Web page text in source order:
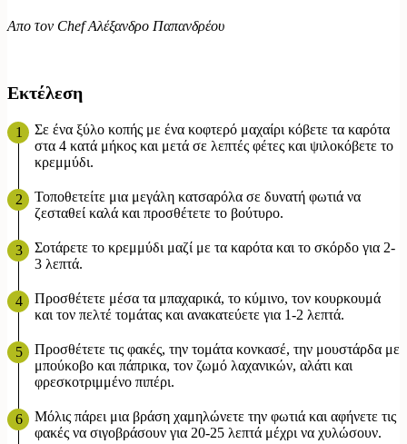
Απο τον Chef Αλέξανδρο Παπανδρέου
Εκτέλεση
Σε ένα ξύλο κοπής με ένα κοφτερό μαχαίρι κόβετε τα καρότα
στα 4 κατά μήκος και μετά σε λεπτές φέτες και ψιλοκόβετε το
κρεμμύδι.
Τοποθετείτε μια μεγάλη κατσαρόλα σε δυνατή φωτιά να
ζεσταθεί καλά και προσθέτετε το βούτυρο.
Σοτάρετε το κρεμμύδι μαζί με τα καρότα και το σκόρδο για 2-
3 λεπτά.
Προσθέτετε μέσα τα μπαχαρικά, το κύμινο, τον κουρκουμά
και τον πελτέ τομάτας και ανακατεύετε για 1-2 λεπτά.
Προσθέτετε τις φακές, την τομάτα κονκασέ, την μουστάρδα με
μπούκοβο και πάπρικα, τον ζωμό λαχανικών, αλάτι και
φρεσκοτριμμένο πιπέρι.
Μόλις πάρει μια βράση χαμηλώνετε την φωτιά και αφήνετε τις
φακές να σιγοβράσουν για 20-25 λεπτά μέχρι να χυλώσουν.